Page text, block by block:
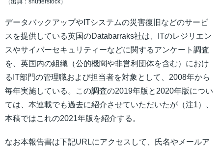
（出典：shutterstock）
データバックアップやITシステムの災害復旧などのサービ
スを提供している英国のDatabarraks社は、ITのレジリエン
スやサイバーセキュリティーなどに関するアンケート調査
を、英国内の組織（公的機関や非営利団体を含む）におけ
るIT部門の管理職および担当者を対象として、2008年から
毎年実施している。この調査の2019年版と2020年版につい
ては、本連載でも過去に紹介させていただいたが（注1）、
本稿ではこれの2021年版を紹介する。
なお本報告書は下記URLにアクセスして、氏名やメールア